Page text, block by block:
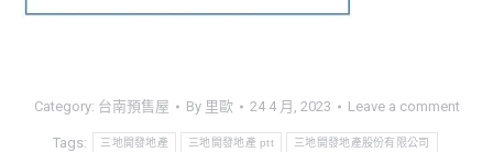
Category: 台南預售屋 By 里歐 24 4 月, 2023 Leave a comment
Tags: 三地開發地產 三地開發地產 ptt 三地開發地產股份有限公司